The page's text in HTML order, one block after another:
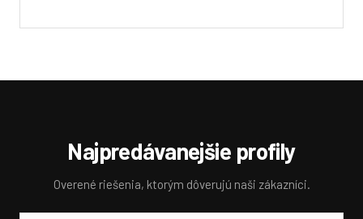
Najpredávanejšie profily
Overené riešenia, ktorým dôverujú naši zákazníci.